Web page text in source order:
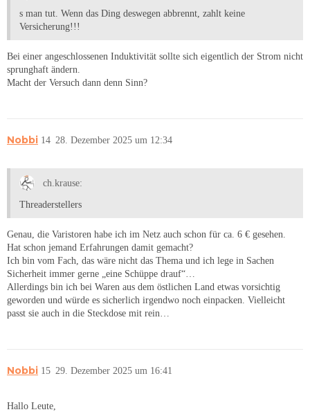
s man tut. Wenn das Ding deswegen abbrennt, zahlt keine
Versicherung!!!
Bei einer angeschlossenen Induktivität sollte sich eigentlich der Strom nicht
sprunghaft ändern.
Macht der Versuch dann denn Sinn?
Nobbi 28. Dezember 2025 um 12:34
14
ch.krause:
Threaderstellers
Genau, die Varistoren habe ich im Netz auch schon für ca. 6 € gesehen.
Hat schon jemand Erfahrungen damit gemacht?
Ich bin vom Fach, das wäre nicht das Thema und ich lege in Sachen
Sicherheit immer gerne „eine Schüppe drauf“…
Allerdings bin ich bei Waren aus dem östlichen Land etwas vorsichtig
geworden und würde es sicherlich irgendwo noch einpacken. Vielleicht
passt sie auch in die Steckdose mit rein…
Nobbi 29. Dezember 2025 um 16:41
15
Hallo Leute,